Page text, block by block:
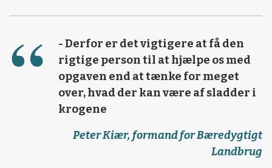
- Derfor er det vigtigere at få den
rigtige person til at hjælpe os med
opgaven end at tænke for meget
over, hvad der kan være af sladder i
krogene
Peter Kiær, formand for Bæredygtigt
Landbrug